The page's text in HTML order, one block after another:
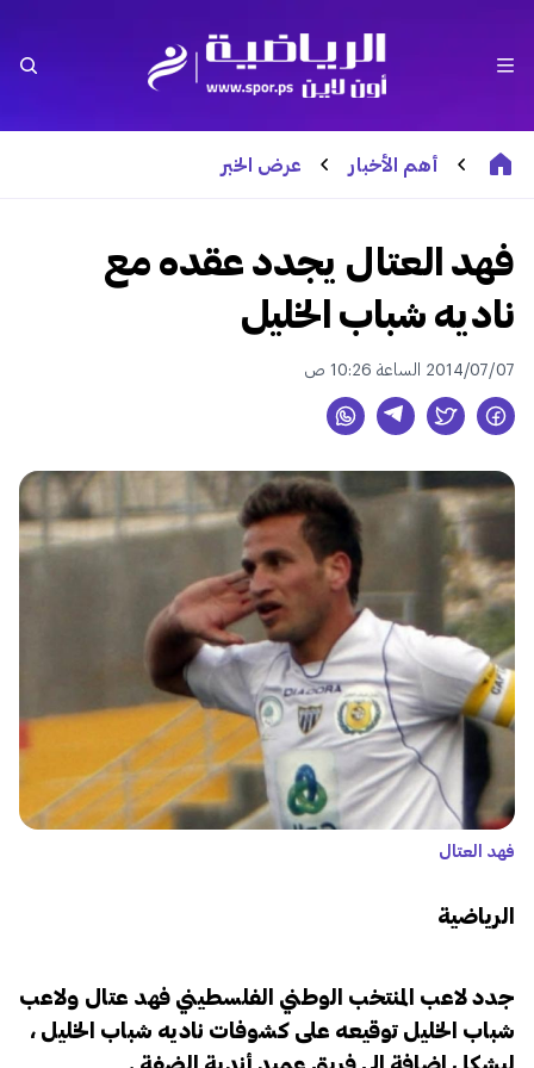
أهم الأخبار عرض الخبر
فهد العتال يجدد عقده مع
ناديه شباب الخليل
2014/07/07 الساعة 10:26 ص
فهد العتال
الرياضية
جدد لاعب المنتخب الوطني الفلسطيني فهد عتال ولاعب
شباب الخليل توقيعه على كشوفات ناديه شباب الخليل ،